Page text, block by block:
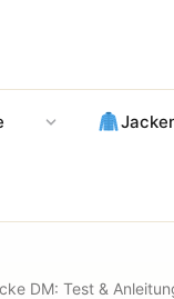
DM: Test &